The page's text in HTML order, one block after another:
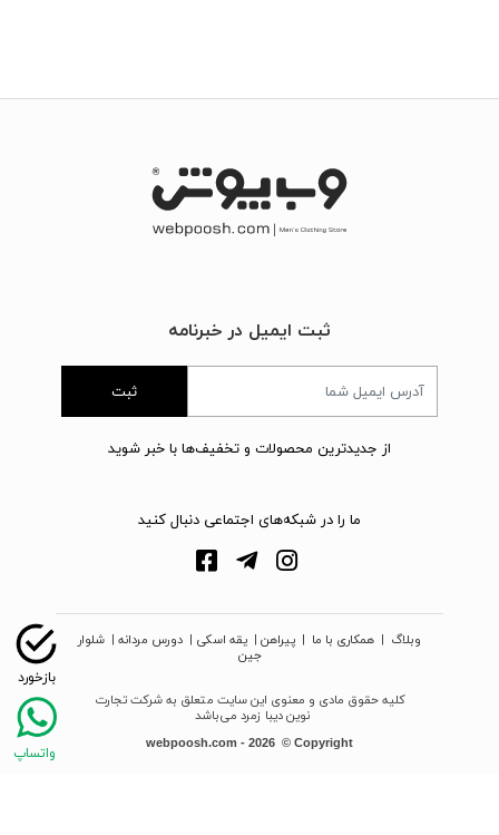
ثبت ایمیل در خبرنامه
ثبت
از جدیدترین محصولات و تخفیف‌ها با خبر شوید
ما را در شبکه‌های اجتماعی دنبال کنید
وبلاگ | همکاری با ما | پیراهن | یقه اسکی | دورس مردانه | شلوار
جین
کلیه حقوق مادی و معنوی این سایت متعلق به شرکت تجارت
نوین دیبا زمرد می‌باشد
webpoosh.com - 2026 © Copyright